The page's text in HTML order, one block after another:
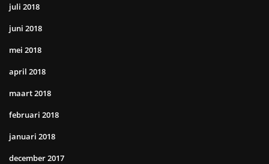
juli 2018
juni 2018
mei 2018
april 2018
maart 2018
februari 2018
januari 2018
december 2017